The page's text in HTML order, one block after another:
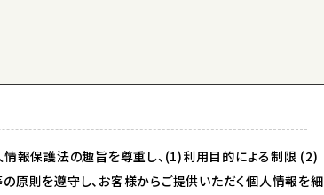
報保護法の趣旨を尊重し、(1)利用目的による制限 (2)
則を遵守し、お客様からご提供いただく個人情報を細